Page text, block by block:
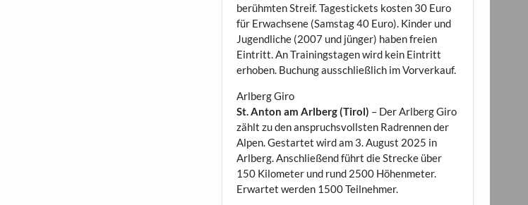
berühmten Streif. Tagestickets kosten 30 Euro
für Erwachsene (Samstag 40 Euro). Kinder und
Jugendliche (2007 und jünger) haben freien
Eintritt. An Trainingstagen wird kein Eintritt
erhoben. Buchung ausschließlich im Vorverkauf.
Arlberg Giro
St. Anton am Arlberg (Tirol) – Der Arlberg Giro
zählt zu den anspruchsvollsten Radrennen der
Alpen. Gestartet wird am 3. August 2025 in
Arlberg. Anschließend führt die Strecke über
150 Kilometer und rund 2500 Höhenmeter.
Erwartet werden 1500 Teilnehmer.